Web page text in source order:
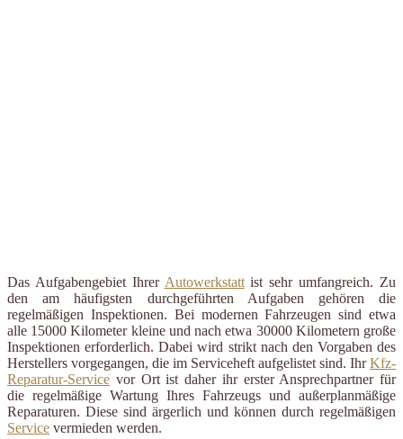
Das Aufgabengebiet Ihrer Autowerkstattist sehr umfangreich. Zu
den am häufigsten durchgeführten Aufgaben gehören die
regelmäßigen Inspektionen. Bei modernen Fahrzeugen sind etwa
alle 15000 Kilometer kleine und nach etwa 30000 Kilometern große
Inspektionen erforderlich. Dabei wird strikt nach den Vorgaben des
Herstellers vorgegangen, die im Serviceheft aufgelistet sind. IhrKfz-
Reparatur-Service vor Ort ist daher ihr erster Ansprechpartner für
die regelmäßige Wartung Ihres Fahrzeugs und außerplanmäßige
Reparaturen. Diese sind ärgerlich und können durch regelmäßigen
Service vermieden werden.